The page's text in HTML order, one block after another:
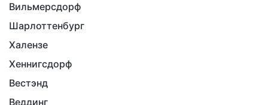
Вильмерсдорф
Шарлоттенбург
Халензе
Хеннигсдорф
Вестэнд
Веддинг